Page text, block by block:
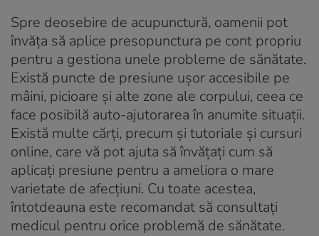
Spre deosebire de acupunctură, oamenii pot
învăța să aplice presopunctura pe cont propriu
pentru a gestiona unele probleme de sănătate.
Există puncte de presiune ușor accesibile pe
mâini, picioare și alte zone ale corpului, ceea ce
face posibilă auto-ajutorarea în anumite situații.
Există multe cărți, precum și tutoriale și cursuri
online, care vă pot ajuta să învățați cum să
aplicați presiune pentru a ameliora o mare
varietate de afecțiuni. Cu toate acestea,
întotdeauna este recomandat să consultați
medicul pentru orice problemă de sănătate.